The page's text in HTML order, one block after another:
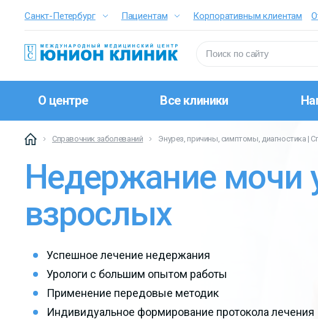
Санкт-Петербург Пациентам Корпоративным клиентам
О центре Все клиники
Справочник заболеваний Энурез, причины, симптомы, диагностика
Недержание мочи
взрослых
Успешное лечение недержания
Урологи с большим опытом работы
Применение передовые методик
Индивидуальное формирование протокола лечения